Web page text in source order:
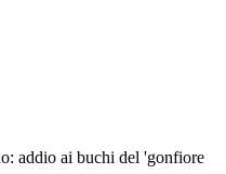
addio ai buchi del 'gonfiore